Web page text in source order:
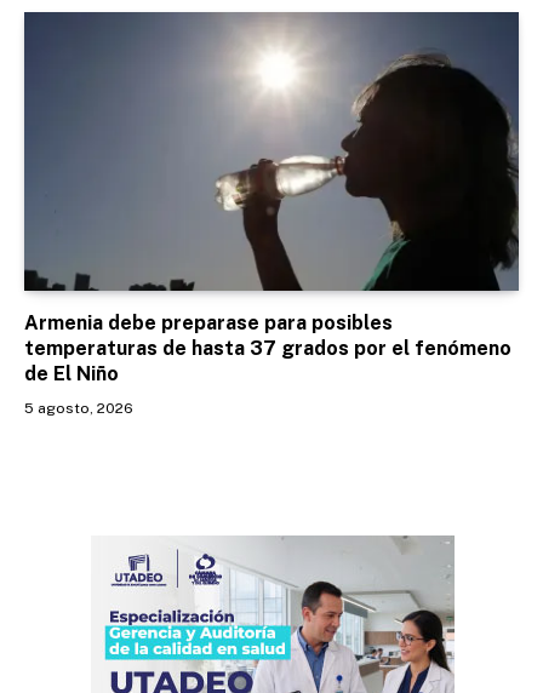
Armenia debe preparase para posibles
temperaturas de hasta 37 grados por el fenómeno
de El Niño
5 agosto, 2026